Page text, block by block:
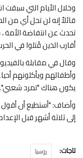
وخلال الأيام التي سبقت
قائلاً إنه لن تحل أي من
تحدث عن انتفاضة الأمة ،
أقارب الذين قُتلوا في
وأطفالهم ويأكلونهم
يكون هناك "تمرد شعبي".
وأضاف: "أستطيع أن أقول
إلى ثلاثة أشهر قبل
تاجات: روسيا